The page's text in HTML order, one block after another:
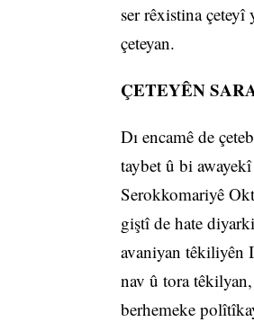
ser rêxistina
çeteyan.
ÇETEYÊN
Dı encamê de
taybet û bi
Serokkomariyê
giştî de hate
avaniyan têkiliyên
nav û tora
berhemeke